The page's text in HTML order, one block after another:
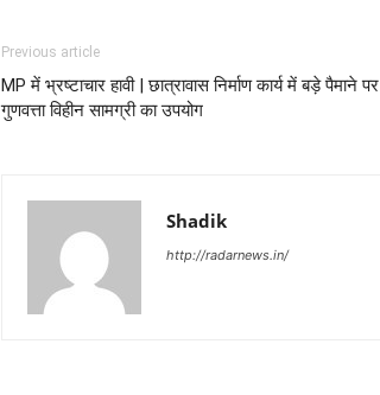
Previous article
MP में भ्रष्टाचार हावी | छात्रावास निर्माण कार्य में बड़े पैमाने पर
गुणवत्ता विहीन सामग्री का उपयोग
Shadik
http://radarnews.in/